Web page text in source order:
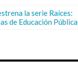
la serie Raíces:
de Educación Pública